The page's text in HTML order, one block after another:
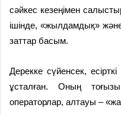
сәйкес кезеңімен
ішінде, «жылдамдық»
заттар басым.
Дерекке сүйенсек,
ұсталған. Оның
операторлар, алтауы –